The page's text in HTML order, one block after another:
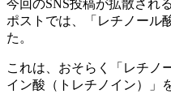
今回のSNS投稿が拡散され
ポストでは、「レチノール
た。
これは、おそらく「レチノ
イン酸（トレチノイン）」